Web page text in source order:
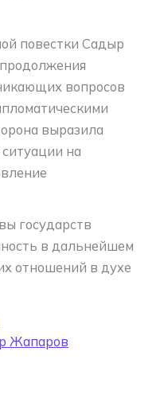
повестки Садыр
вопросов
выразила
на
государств
в дальнейшем
отношений в духе
Жапаров